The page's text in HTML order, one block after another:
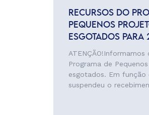
RECURSOS DO
PEQUENOS
ESGOTADOS PARA
Programa de
esgotados. Em função
suspendeu o